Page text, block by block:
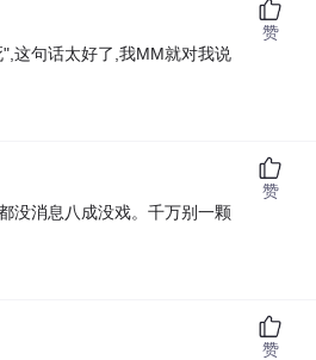
这句话太好了,我MM就对我说
赞
没消息八成没戏。千万别一颗
赞
赞